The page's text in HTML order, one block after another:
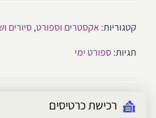
קטגוריות:אקסטרים וספורט,סיורים
תגיות:ספורט ימי
רכישת כרטיסים